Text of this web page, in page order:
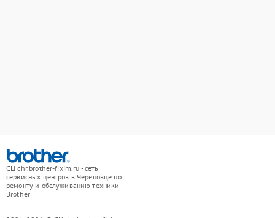
СЦ chr.brother-fixim.ru - сеть
сервисных центров в Череповце по
ремонту и обслуживанию техники
Brother